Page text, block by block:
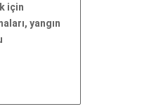
için
yangın